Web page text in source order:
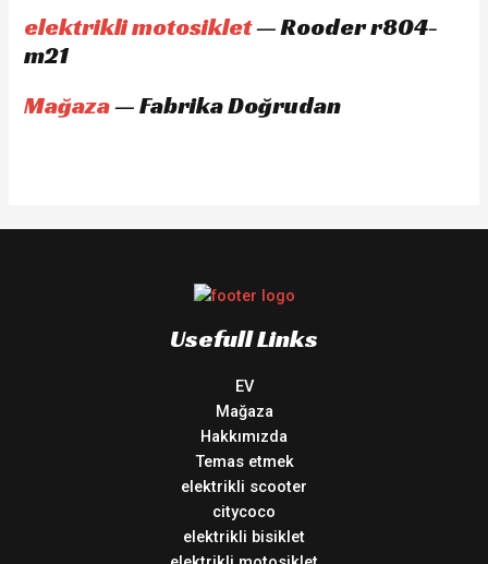
elektrikli motosiklet— Rooder r804-
m21
Mağaza— Fabrika Doğrudan
Usefull Links
EV
Mağaza
Hakkımızda
Temas etmek
elektrikli scooter
citycoco
elektrikli bisiklet